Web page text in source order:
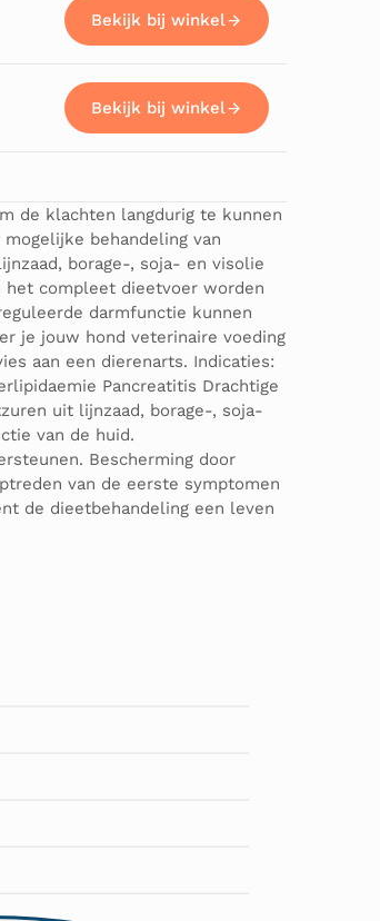
Bekijk bij winkel
Bekijk bij winkel
de klachten langdurig te kunnen
behandeling van
borage-, soja- en visolie
het compleet dieetvoer worden
darmfunctie kunnen
je jouw hond veterinaire voeding
aan een dierenarts. Indicaties:
Pancreatitis Drachtige
uit lijnzaad, borage-, soja-
van de huid.
Bescherming door
van de eerste symptomen
de dieetbehandeling een leven